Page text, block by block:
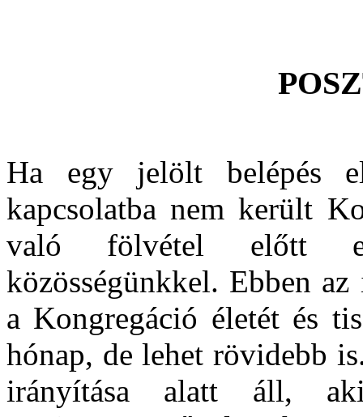
Ha egy jelölt belépés
kapcsolatba nem került
való fölvétel előtt
közösségünkkel. Ebben az
a Kongregáció életét és
hónap, de lehet rövidebb
irányítása alatt áll,